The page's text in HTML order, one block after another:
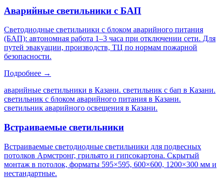
Аварийные светильники с БАП
Светодиодные светильники с блоком аварийного питания
(БАП): автономная работа 1–3 часа при отключении сети. Для
путей эвакуации, производств, ТЦ по нормам пожарной
безопасности.
Подробнее →
аварийные светильники в Казани. светильник с бап в Казани.
светильник с блоком аварийного питания в Казани.
светильник аварийного освещения в Казани.
Встраиваемые светильники
Встраиваемые светодиодные светильники для подвесных
потолков Армстронг, грильято и гипсокартона. Скрытый
монтаж в потолок, форматы 595×595, 600×600, 1200×300 мм и
нестандартные.